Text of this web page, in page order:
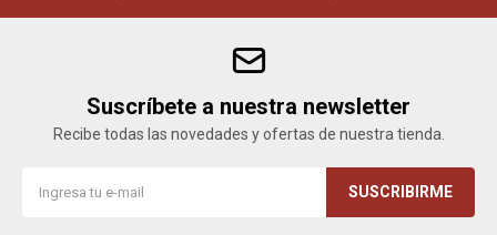
Suscríbete a nuestra newsletter
Recibe todas las novedades y ofertas de nuestra tienda.
SUSCRIBIRME